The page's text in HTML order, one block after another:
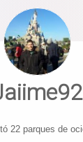
22 parques de